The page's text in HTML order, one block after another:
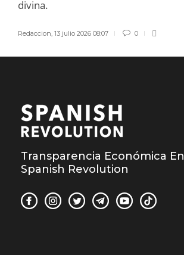
divina.
Redaccion, 13 julio 2026 08:07 0
Transparencia Económica En
Spanish Revolution